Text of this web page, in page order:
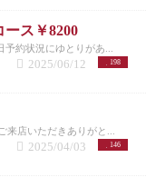
ース￥8200
約状況にゆとりがあ...
198
2025/06/12
店いただきありがと...
146
2025/04/03